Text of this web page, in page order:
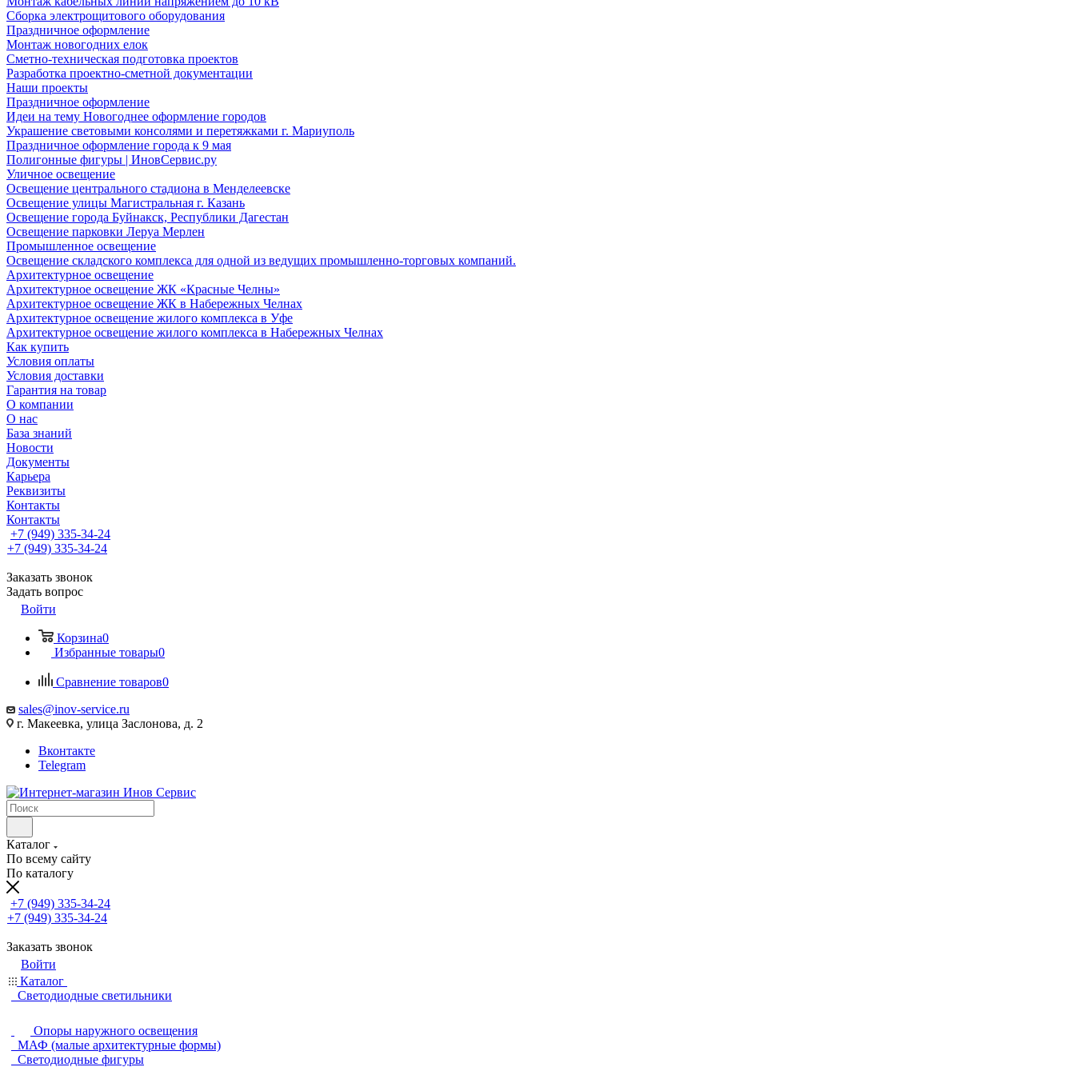
Сборка электрощитового оборудования
Праздничное оформление
Монтаж новогодних елок
Сметно-техническая подготовка проектов
Разработка проектно-сметной документации
Наши проекты
Праздничное оформление
Идеи на тему Новогоднее оформление городов
Украшение световыми консолями и перетяжками г. Мариуполь
Праздничное оформление города к 9 мая
Полигонные фигуры | ИновСервис.ру
Уличное освещение
Освещение центрального стадиона в Менделеевске
Освещение улицы Магистральная г. Казань
Освещение города Буйнакск, Республики Дагестан
Освещение парковки Леруа Мерлен
Промышленное освещение
Освещение складского комплекса для одной из ведущих промышленно-торговых компаний.
Архитектурное освещение
Архитектурное освещение ЖК «Красные Челны»
Архитектурное освещение ЖК в Набережных Челнах
Архитектурное освещение жилого комплекса в Уфе
Архитектурное освещение жилого комплекса в Набережных Челнах
Как купить
Условия оплаты
Условия доставки
Гарантия на товар
О компании
О нас
База знаний
Новости
Документы
Карьера
Реквизиты
Контакты
Контакты
+7 (949) 335-34-24
+7 (949) 335-34-24
Заказать звонок
Задать вопрос
Войти
Корзина0
Избранные товары0
Сравнение товаров0
sales@inov-service.ru
г. Макеевка, улица Заслонова, д. 2
Вконтакте
Telegram
Каталог
По всему сайту
По каталогу
+7 (949) 335-34-24
+7 (949) 335-34-24
Заказать звонок
Войти
Каталог
Светодиодные светильники
Опоры наружного освещения
МАФ (малые архитектурные формы)
Светодиодные фигуры